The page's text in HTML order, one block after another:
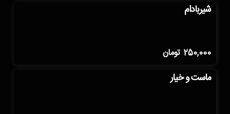
شیربادام
250,000 تومان
ماست و خیار